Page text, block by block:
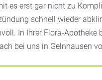
es erst gar nicht zu
schnell wieder
In Ihrer Flora-Apotheke
bei uns in Gelnhausen